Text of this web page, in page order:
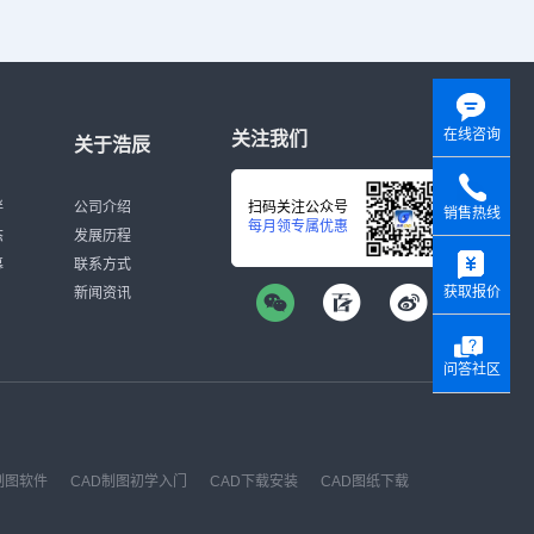
关于浩辰
公司介绍
发展历程
联系方式
新闻资讯
关注我们
扫码关注公众号
每月领专属优惠
图软件 CAD制图初学入门 CAD下载安装 CAD图纸下载
在线咨询
销售热线
获取报价
问答社区